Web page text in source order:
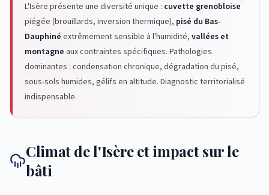
L'Isère présente une diversité unique : cuvette grenobloise
piégée (brouillards, inversion thermique), pisé du Bas-
Dauphiné extrêmement sensible à l'humidité, vallées et
montagne aux contraintes spécifiques. Pathologies
dominantes : condensation chronique, dégradation du pisé,
sous-sols humides, gélifs en altitude. Diagnostic territorialisé
indispensable.
Climat de l'Isère et impact sur le
bâti